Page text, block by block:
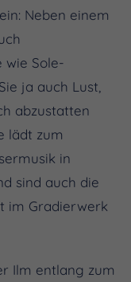
Neben einem
wie Sole-
ja auch Lust,
abzustatten
lädt zum
in
sind auch die
im Gradierwerk
Ilm entlang zum